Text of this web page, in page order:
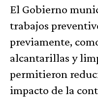
El Gobierno
trabajos
previamente,
alcantarillas y
permitieron
impacto de la